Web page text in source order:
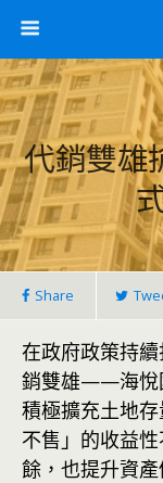
代銷雙雄
Share
在政府政策持
銷雙雄——海悅
積極擴充土地
不售」的收益
餘，也提升資產